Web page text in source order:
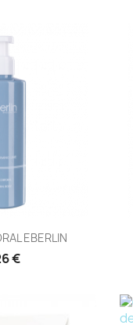
rápida
EBERLIN
€